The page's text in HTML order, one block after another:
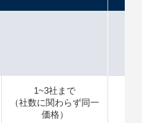
1~3社まで
（社数に関わらず同一
価格）